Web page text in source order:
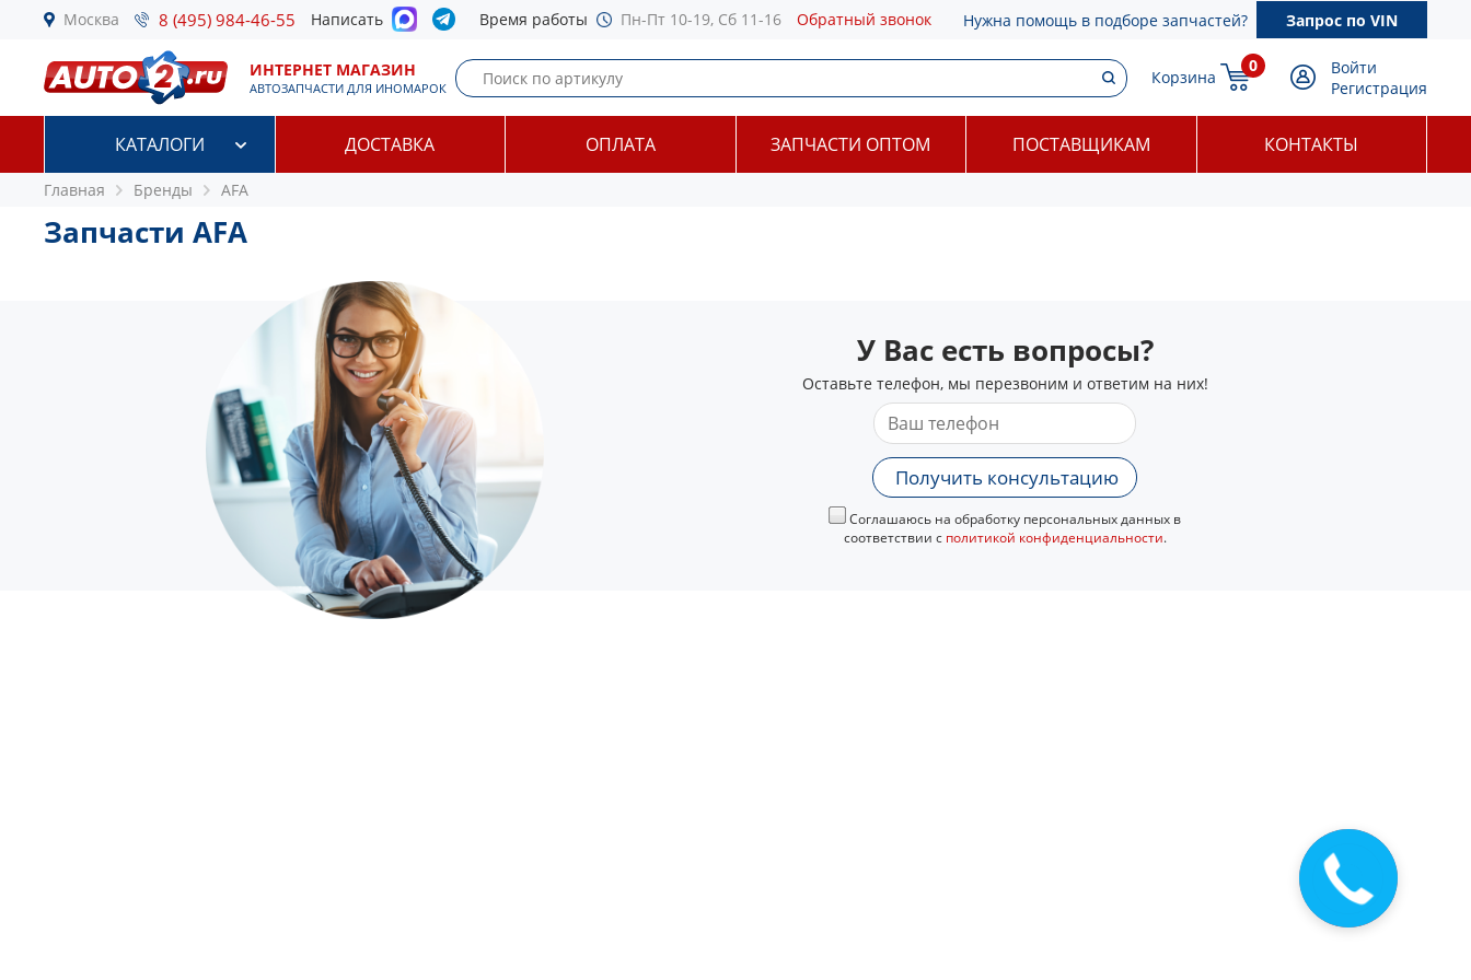
Москва 8 (495) 984-46-55 Написать Время работы Пн-Пт 10-19, Сб 11-16 Обратный звонок Нужна помощь в подборе запчастей? Запрос по VIN
ИНТЕРНЕТ МАГАЗИН
АВТОЗАПЧАСТИ ДЛЯ ИНОМАРОК
Корзина
0
Войти
Регистрация
КАТАЛОГИ ДОСТАВКА ОПЛАТА ЗАПЧАСТИ ОПТОМ ПОСТАВЩИКАМ КОНТАКТЫ
Главная Бренды AFA
Запчасти AFA
У Вас есть вопросы?
Оставьте телефон, мы перезвоним и ответим на них!
Получить консультацию
Соглашаюсь на обработку персональных данных в
соответствии с политикой конфиденциальности.
Закажите
звонок